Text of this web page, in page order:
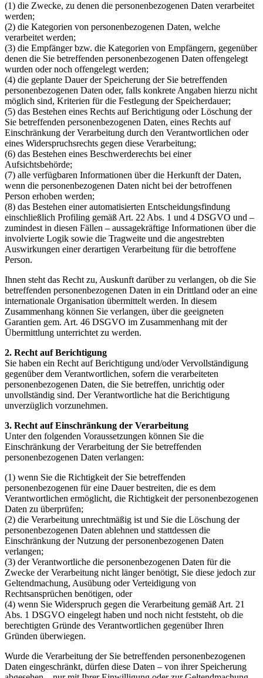
(1) die Zwecke, zu denen die personenbezogenen Daten verarbeitet
werden;
(2) die Kategorien von personenbezogenen Daten, welche
verarbeitet werden;
(3) die Empfänger bzw. die Kategorien von Empfängern, gegenüber
denen die Sie betreffenden personenbezogenen Daten offengelegt
wurden oder noch offengelegt werden;
(4) die geplante Dauer der Speicherung der Sie betreffenden
personenbezogenen Daten oder, falls konkrete Angaben hierzu nicht
möglich sind, Kriterien für die Festlegung der Speicherdauer;
(5) das Bestehen eines Rechts auf Berichtigung oder Löschung der
Sie betreffenden personenbezogenen Daten, eines Rechts auf
Einschränkung der Verarbeitung durch den Verantwortlichen oder
eines Widerspruchsrechts gegen diese Verarbeitung;
(6) das Bestehen eines Beschwerderechts bei einer
Aufsichtsbehörde;
(7) alle verfügbaren Informationen über die Herkunft der Daten,
wenn die personenbezogenen Daten nicht bei der betroffenen
Person erhoben werden;
(8) das Bestehen einer automatisierten Entscheidungsfindung
einschließlich Profiling gemäß Art. 22 Abs. 1 und 4 DSGVO und –
zumindest in diesen Fällen – aussagekräftige Informationen über die
involvierte Logik sowie die Tragweite und die angestrebten
Auswirkungen einer derartigen Verarbeitung für die betroffene
Person.
Ihnen steht das Recht zu, Auskunft darüber zu verlangen, ob die Sie
betreffenden personenbezogenen Daten in ein Drittland oder an eine
internationale Organisation übermittelt werden. In diesem
Zusammenhang können Sie verlangen, über die geeigneten
Garantien gem. Art. 46 DSGVO im Zusammenhang mit der
Übermittlung unterrichtet zu werden.
2. Recht auf Berichtigung
Sie haben ein Recht auf Berichtigung und/oder Vervollständigung
gegenüber dem Verantwortlichen, sofern die verarbeiteten
personenbezogenen Daten, die Sie betreffen, unrichtig oder
unvollständig sind. Der Verantwortliche hat die Berichtigung
unverzüglich vorzunehmen.
3. Recht auf Einschränkung der Verarbeitung
Unter den folgenden Voraussetzungen können Sie die
Einschränkung der Verarbeitung der Sie betreffenden
personenbezogenen Daten verlangen:
(1) wenn Sie die Richtigkeit der Sie betreffenden
personenbezogenen für eine Dauer bestreiten, die es dem
Verantwortlichen ermöglicht, die Richtigkeit der personenbezogenen
Daten zu überprüfen;
(2) die Verarbeitung unrechtmäßig ist und Sie die Löschung der
personenbezogenen Daten ablehnen und stattdessen die
Einschränkung der Nutzung der personenbezogenen Daten
verlangen;
(3) der Verantwortliche die personenbezogenen Daten für die
Zwecke der Verarbeitung nicht länger benötigt, Sie diese jedoch zur
Geltendmachung, Ausübung oder Verteidigung von
Rechtsansprüchen benötigen, oder
(4) wenn Sie Widerspruch gegen die Verarbeitung gemäß Art. 21
Abs. 1 DSGVO eingelegt haben und noch nicht feststeht, ob die
berechtigten Gründe des Verantwortlichen gegenüber Ihren
Gründen überwiegen.
Wurde die Verarbeitung der Sie betreffenden personenbezogenen
Daten eingeschränkt, dürfen diese Daten – von ihrer Speicherung